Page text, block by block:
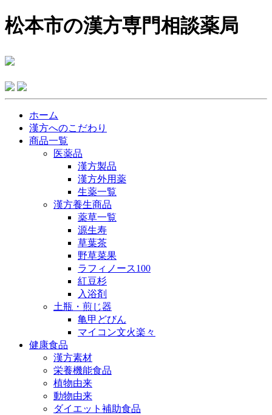
松本市の漢方専門相談薬局
ホーム
漢方へのこだわり
商品一覧
医薬品
漢方製品
漢方外用薬
生薬一覧
漢方養生商品
薬草一覧
源生寿
草葉茶
野草菜果
ラフィノース100
紅豆杉
入浴剤
土瓶・煎じ器
亀甲どびん
マイコン文火楽々
健康食品
漢方素材
栄養機能食品
植物由来
動物由来
ダイエット補助食品